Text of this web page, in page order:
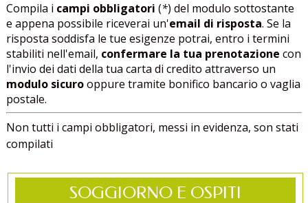
Compila i campi obbligatori (*) del modulo sottostante
e appena possibile riceverai un'email di risposta. Se la
risposta soddisfa le tue esigenze potrai, entro i termini
stabiliti nell'email, confermare la tua prenotazione con
l'invio dei dati della tua carta di credito attraverso un
modulo sicurooppure tramite bonifico bancario o vaglia
postale.
Non tutti i campi obbligatori, messi in evidenza, son stati
compilati
SOGGIORNO E OSPITI